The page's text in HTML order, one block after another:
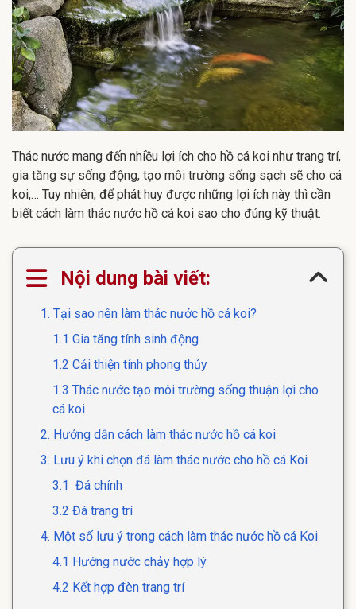
Thác nước mang đến nhiều lợi ích cho hồ cá koi như trang trí,
gia tăng sự sống động, tạo môi trường sống sạch sẽ cho cá
koi,… Tuy nhiên, để phát huy được những lợi ích này thì cần
biết cách làm thác nước hồ cá koi sao cho đúng kỹ thuật.
Nội dung bài viết:
1. Tại sao nên làm thác nước hồ cá koi?
1.1 Gia tăng tính sinh động
1.2 Cải thiện tính phong thủy
1.3 Thác nước tạo môi trường sống thuận lợi cho
cá koi
2. Hướng dẫn cách làm thác nước hồ cá koi
3. Lưu ý khi chọn đá làm thác nước cho hồ cá Koi
3.1 Đá chính
3.2 Đá trang trí
4. Một số lưu ý trong cách làm thác nước hồ cá Koi
4.1 Hướng nước chảy hợp lý
4.2 Kết hợp đèn trang trí